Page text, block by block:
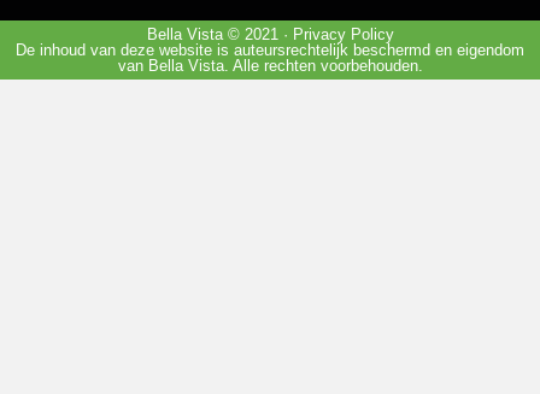
Bella Vista © 2021 · Privacy Policy
De inhoud van deze website is auteursrechtelijk beschermd en eigendom
van Bella Vista. Alle rechten voorbehouden.